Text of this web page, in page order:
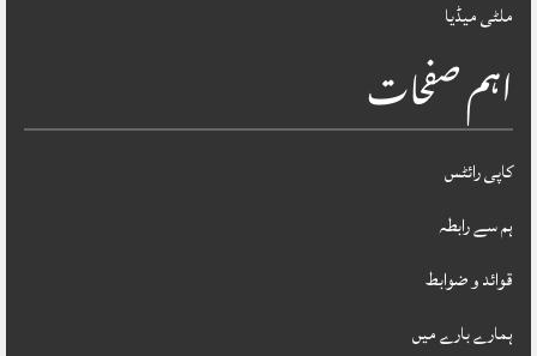
ملٹی میڈیا
اہم صفحات
کاپی رائٹس
ہم سے رابطہ
قوائد و ضوابط
ہمارے بارے میں